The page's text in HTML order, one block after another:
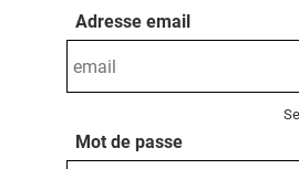
Adresse email
Mot de passe